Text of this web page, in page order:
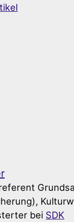
bei SDK